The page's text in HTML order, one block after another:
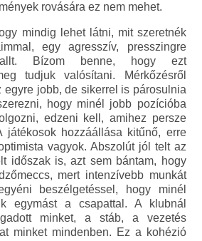
rovására ez nem mehet.
mindig lehet látni, mit szeretnék
egy agresszív, presszingre
Bízom benne, hogy ezt
tudjuk valósítani. Mérkőzésről
egyre jobb, de sikerrel is párosulnia
hogy minél jobb pozícióba
edzeni kell, amihez persze
játékosok hozzáállása kitűnő, erre
vagyok. Abszolút jól telt az
időszak is, azt sem bántam, hogy
mert intenzívebb munkát
beszélgetéssel, hogy minél
egymást a csapattal. A klubnál
minket, a stáb, a vezetés
minket mindenben. Ez a kohézió